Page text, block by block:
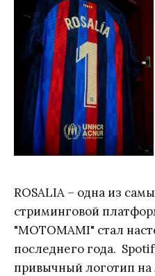
ROSALIA – одна из
стриминговой
"MOTOMAMI" стал
последнего года.
привычный логотип на